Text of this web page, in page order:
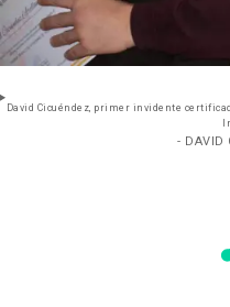
David Cicuéndez, primer invidente
- DAVID